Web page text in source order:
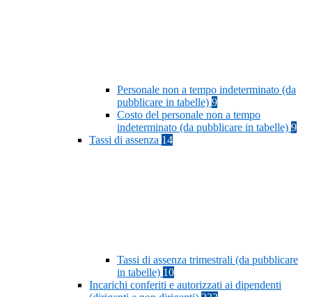
Personale non a tempo indeterminato (da
pubblicare in tabelle) 9
Costo del personale non a tempo
indeterminato (da pubblicare in tabelle) 9
Tassi di assenza 14
Tassi di assenza trimestrali (da pubblicare
in tabelle) 10
Incarichi conferiti e autorizzati ai dipendenti